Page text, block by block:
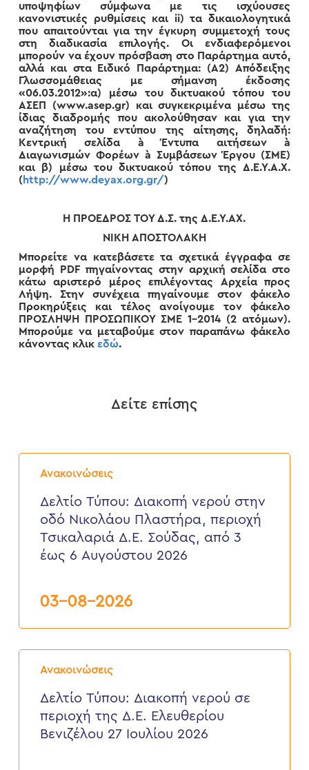
υποψηφίων σύμφωνα με τις ισχύουσες
κανονιστικές ρυθμίσεις και ii) τα δικαιολογητικά
που απαιτούνται για την έγκυρη συμμετοχή τους
στη διαδικασία επιλογής. Οι ενδιαφερόμενοι
μπορούν να έχουν πρόσβαση στο Παράρτημα αυτό,
αλλά και στα Ειδικό Παράρτημα: (Α2) Απόδειξης
Γλωσσομάθειας με σήμανση έκδοσης
«06.03.2012»:α) μέσω του δικτυακού τόπου του
ΑΣΕΠ (www.asep.gr) και συγκεκριμένα μέσω της
ίδιας διαδρομής που ακολούθησαν και για την
αναζήτηση του εντύπου της αίτησης, δηλαδή:
Κεντρική σελίδα à Έντυπα αιτήσεων à
Διαγωνισμών Φορέων à Συμβάσεων Έργου (ΣΜΕ)
και β) μέσω του δικτυακού τόπου της Δ.Ε.Υ.Α.Χ.
(http://www.deyax.org.gr/)
Η ΠΡΟΕΔΡΟΣ ΤΟΥ Δ.Σ. της Δ.Ε.Υ.ΑΧ.
ΝΙΚΗ ΑΠΟΣΤΟΛΑΚΗ
Μπορείτε να κατεβάσετε τα σχετικά έγγραφα σε
μορφή PDF πηγαίνοντας στην αρχική σελίδα στο
κάτω αριστερό μέρος επιλέγοντας Αρχεία προς
Λήψη. Στην συνέχεια πηγαίνουμε στον φάκελο
Προκηρύξεις και τέλος ανοίγουμε τον φάκελο
ΠΡΟΣΛΗΨΗ ΠΡΟΣΩΠΙΚΟΥ ΣΜΕ 1-2014 (2 ατόμων).
Μπορούμε να μεταβούμε στον παραπάνω φάκελο
κάνοντας κλικ εδώ.
Δείτε επίσης
Ανακοινώσεις
Δελτίο
Τύπου:
νερού
στην
Νικολάου
Πλαστήρα,
περιοχή
Σούδας,
έως
2026
Δελτίο Τύπου: Διακοπή νερού στην
οδό Νικολάου Πλαστήρα, περιοχή
Τσικαλαριά Δ.Ε. Σούδας, από 3
έως 6 Αυγούστου 2026
03-08-2026
Ανακοινώσεις
Δελτίο
Τύπου:
νερού
περιοχή
Δελτίο Τύπου: Διακοπή νερού σε
περιοχή της Δ.Ε. Ελευθερίου
Βενιζέλου 27 Ιουλίου 2026